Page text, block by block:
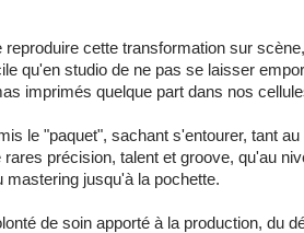
cette transformation sur
qu'en studio de ne pas se laisser
imprimés quelque part dans nos
le "paquet", sachant s'entourer, tant au
précision, talent et groove, qu'au
jusqu'à la pochette.
de soin apporté à la production, du